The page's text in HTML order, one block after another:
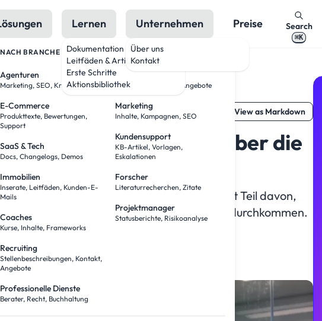
NACH BRANCHE
Agenturen
Marketing, SEO, Kreativ, Podcast
E-Commerce
Produkttexte, Bewertungen,
Support
SaaS & Tech
Docs, Changelogs, Demos
Immobilien
Inserate, Leitfäden, Kunden-E-
Mails
Coaches
Kurse, Inhalte, Frameworks
Recruiting
Stellenbeschreibungen, Kontakt,
Angebote
Professionelle Dienste
Berater, Recht, Buchhaltung
NACH ROLLE
Vertriebsteams
Recherche, Kontakt, Angebote
Marketing
Inhalte, Kampagnen, SEO
Kundensupport
KB-Artikel, Vorlagen,
Eskalationen
Forscher
Literaturrecherchen, Zitate
Projektmanager
Statusberichte, Risikoanalyse
Lernen
Dokumentation
Leitfäden & Artikel
Erste Schritte
Aktionsbibliothek
Unternehmen
Über uns
Kontakt
Preise Search
⌘K
Copy Markdown
View as Markdown
Sie versuchen, KI über die
'wir haben ChatGPT ausprobiert' und 'KI ist Teil davon,
Mitte aus – und warum so viele nie hindurchkommen.